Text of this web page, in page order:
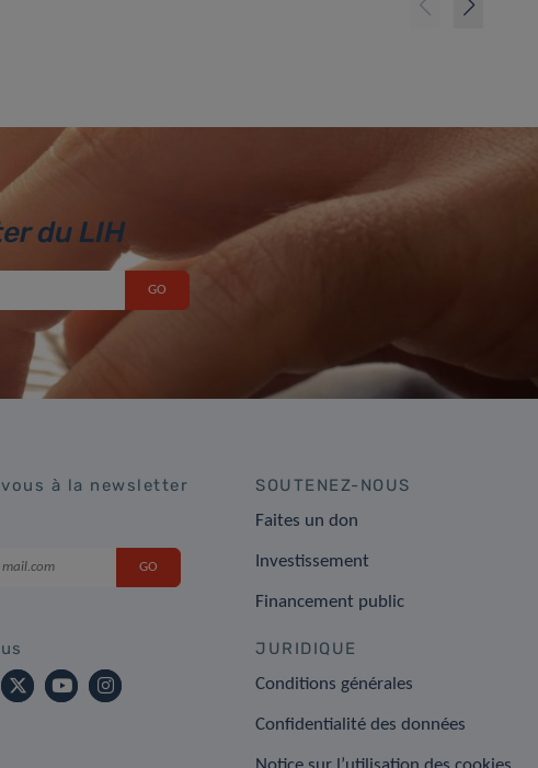
du LIH
à la newsletter SOUTENEZ-NOUS
Faites un don
Investissement
Financement public
JURIDIQUE
Conditions générales
Confidentialité des données